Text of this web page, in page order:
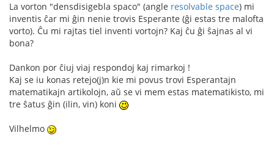
La vorton "densdisigebla spaco" (angle resolvable space) mi
inventis ĉar mi ĝin nenie trovis Esperante (ĝi estas tre malofta
vorto). Ĉu mi rajtas tiel inventi vortojn? Kaj ĉu ĝi ŝajnas al vi
bona?
Dankon por ĉiuj viaj respondoj kaj rimarkoj !
Kaj se iu konas retejo(j)n kie mi povus trovi Esperantajn
matematikajn artikolojn, aŭ se vi mem estas matematikisto, mi
tre ŝatus ĝin (ilin, vin) koni
Vilhelmo